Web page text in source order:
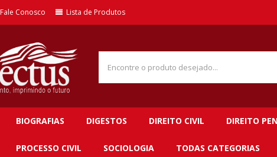
Fale Conosco Lista de Produtos
BIOGRAFIAS DIGESTOS DIREITO CIVIL DIREITO
PROCESSO CIVIL SOCIOLOGIA TODAS CATEGORIAS